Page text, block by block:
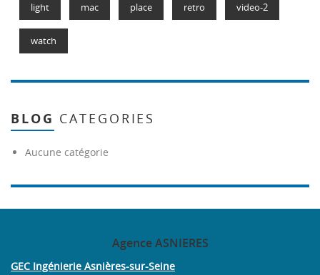
light mac place retro video-2
watch
BLOG CATEGORIES
Aucune catégorie
AgenceASNIERES
GEC Ingénierie Asnières-sur-Seine